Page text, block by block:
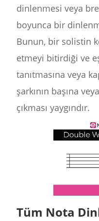
dinlenmesi veya
boyunca bir
Bunun, bir solistin
etmeyi bitirdiği ve
tanıtmasına veya
şarkının başına
çıkması yaygındır.
Tüm Nota